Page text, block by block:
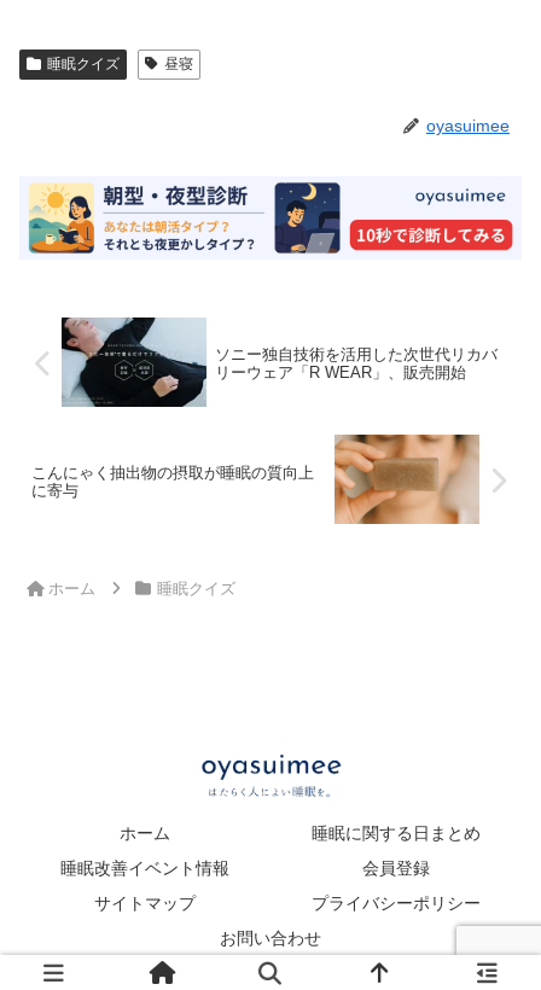
睡眠クイズ 昼寝
oyasuimee
ソニー独自技術を活用した次世代リカバ
リーウェア「R WEAR」、販売開始
こんにゃく抽出物の摂取が睡眠の質向上
に寄与
ホーム 睡眠クイズ
ホーム
睡眠に関する日まとめ
睡眠改善イベント情報
会員登録
サイトマップ
プライバシーポリシー
お問い合わせ
Copyright © 2023 oyasuimee All Rights Reserved.